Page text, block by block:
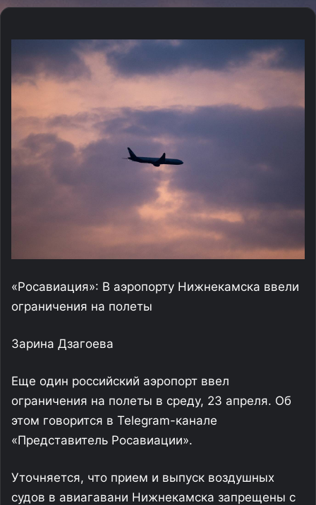
«Росавиация»: В аэропорту Нижнекамска ввели
ограничения на полеты
Зарина Дзагоева
Еще один российский аэропорт ввел
ограничения на полеты в среду, 23 апреля. Об
этом говорится в Telegram-канале
«Представитель Росавиации».
Уточняется, что прием и выпуск воздушных
судов в авиагавани Нижнекамска запрещены с